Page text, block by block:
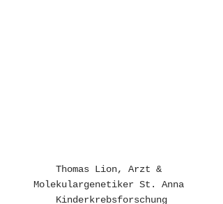
Thomas Lion, Arzt &
Molekulargenetiker St. Anna
Kinderkrebsforschung